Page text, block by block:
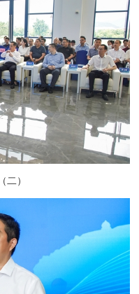
二）